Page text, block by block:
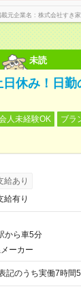
載元企業名 株式会社すき家
未読
休み！日勤
人未経験OK
ブラ
給あり
給有り
から車5分
ーカー
～17:05 ※表記のうち実働7時